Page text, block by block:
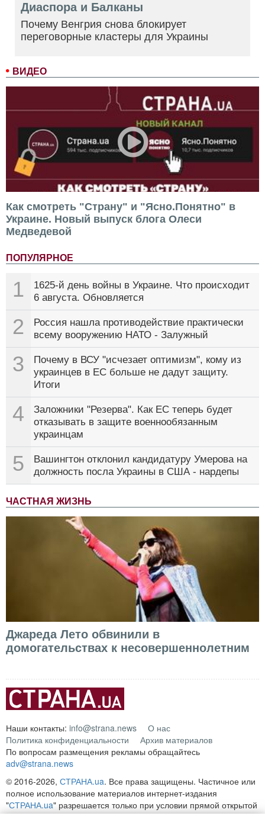
ВИДЕО
Как смотреть "Страну" и "Ясно.Понятно" в
Украине. Новый выпуск блога Олеси
Медведевой
ПОПУЛЯРНОЕ
1
1625-й день войны в Украине. Что происходит
6 августа. Обновляется
2
Россия нашла противодействие практически
всему вооружению НАТО - Залужный
3
Почему в ВСУ "исчезает оптимизм", кому из
украинцев в ЕС больше не дадут защиту.
Итоги
4
Заложники "Резерва". Как ЕС теперь будет
отказывать в защите военнообязанным
украинцам
5
Вашингтон отклонил кандидатуру Умерова на
должность посла Украины в США - нардепы
ЧАСТНАЯ ЖИЗНЬ
Джареда Лето обвинили в
домогательствах к несовершеннолетним
Диаспора и Балканы
Почему Венгрия снова блокирует
переговорные кластеры для Украины
Наши контакты: info@strana.news
О нас
Политика конфиденциальности
Архив материалов
По вопросам размещения рекламы обращайтесь
adv@strana.news
© 2016-2026, СТРАНА.ua. Все права защищены. Частичное или
полное использование материалов интернет-издания
"СТРАНА.ua" разрешается только при условии прямой открытой